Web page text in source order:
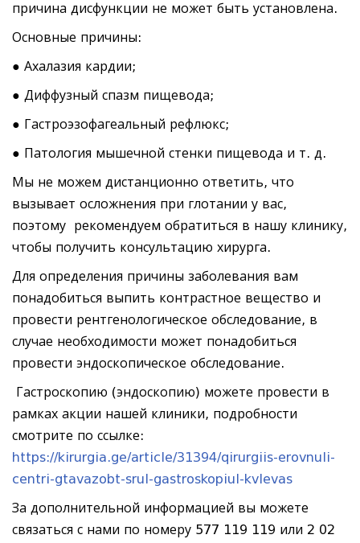
причина дисфункции не может быть установлена.
Основные причины:
● Ахалазия кардии;
● Диффузный спазм пищевода;
● Гастроэзофагеальный рефлюкс;
● Патология мышечной стенки пищевода и т. д.
Мы не можем дистанционно ответить, что
вызывает осложнения при глотании у вас,
поэтому рекомендуем обратиться в нашу клинику,
чтобы получить консультацию хирурга.
Для определения причины заболевания вам
понадобиться выпить контрастное вещество и
провести рентгенологическое обследование, в
случае необходимости может понадобиться
провести эндоскопическое обследование.
Гастроскопию (эндоскопию) можете провести в
рамках акции нашей клиники, подробности
смотрите по ссылке:
https://kirurgia.ge/article/31394/qirurgiis-erovnuli-
centri-gtavazobt-srul-gastroskopiul-kvlevas
За дополнительной информацией вы можете
связаться с нами по номеру 577 119 119 или 2 02